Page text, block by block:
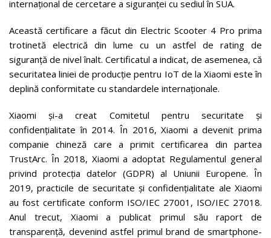
internațional de cercetare a siguranței cu sediul în SUA.
Această certificare a făcut din Electric Scooter 4 Pro prima
trotinetă electrică din lume cu un astfel de rating de
siguranță de nivel înalt. Certificatul a indicat, de asemenea, că
securitatea liniei de producție pentru IoT de la Xiaomi este în
deplină conformitate cu standardele internaționale.
Xiaomi și-a creat Comitetul pentru securitate și
confidențialitate în 2014. În 2016, Xiaomi a devenit prima
companie chineză care a primit certificarea din partea
TrustArc. În 2018, Xiaomi a adoptat Regulamentul general
privind protecția datelor (GDPR) al Uniunii Europene. În
2019, practicile de securitate și confidențialitate ale Xiaomi
au fost certificate conform ISO/IEC 27001, ISO/IEC 27018.
Anul trecut, Xiaomi a publicat primul său raport de
transparență, devenind astfel primul brand de smartphone-